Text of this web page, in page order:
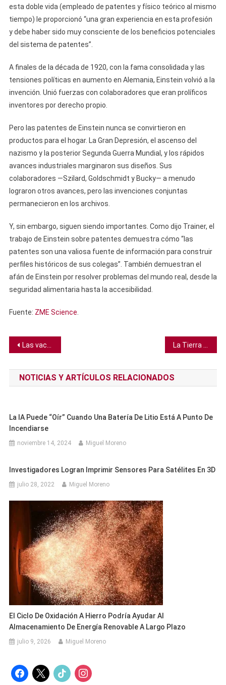
esta doble vida (empleado de patentes y físico teórico al mismo
tiempo) le proporcionó “una gran experiencia en esta profesión
y debe haber sido muy consciente de los beneficios potenciales
del sistema de patentes”.
A finales de la década de 1920, con la fama consolidada y las
tensiones políticas en aumento en Alemania, Einstein volvió a la
invención. Unió fuerzas con colaboradores que eran prolíficos
inventores por derecho propio.
Pero las patentes de Einstein nunca se convirtieron en
productos para el hogar. La Gran Depresión, el ascenso del
nazismo y la posterior Segunda Guerra Mundial, y los rápidos
avances industriales marginaron sus diseños. Sus
colaboradores —Szilard, Goldschmidt y Bucky— a menudo
lograron otros avances, pero las invenciones conjuntas
permanecieron en los archivos.
Y, sin embargo, siguen siendo importantes. Como dijo Trainer, el
trabajo de Einstein sobre patentes demuestra cómo “las
patentes son una valiosa fuente de información para construir
perfiles históricos de sus colegas”. También demuestran el
afán de Einstein por resolver problemas del mundo real, desde la
seguridad alimentaria hasta la accesibilidad.
Fuente: ZME Science
Navegación
de
entradas
Las vacunas contra el VSR son seguras y efectivas, según revisión
NOTICIAS Y ARTÍCULOS RELACIONADOS
La IA Puede “oír” Cuando Una Batería De Litio Está A Punto De
Incendiarse
noviembre 14, 2024 Miguel Moreno
Investigadores Logran Imprimir Sensores Para Satélites En 3D
julio 28, 2022 Miguel Moreno
El Ciclo De Oxidación A Hierro Podría Ayudar Al
Almacenamiento De Energía Renovable A Largo Plazo
julio 9, 2026 Miguel Moreno
facebook
x tiktok instagram